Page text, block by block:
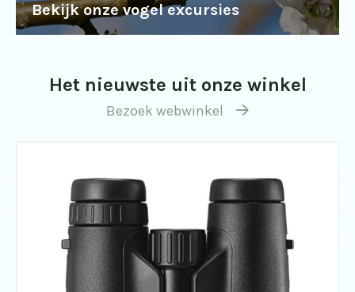
Bekijk onze vogel excursies
Het nieuwste uit onze winkel
Bezoek webwinkel